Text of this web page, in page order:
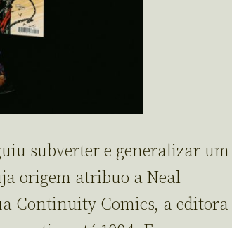
subverter e generalizar um
origem atribuo a Neal
Continuity Comics, a editora